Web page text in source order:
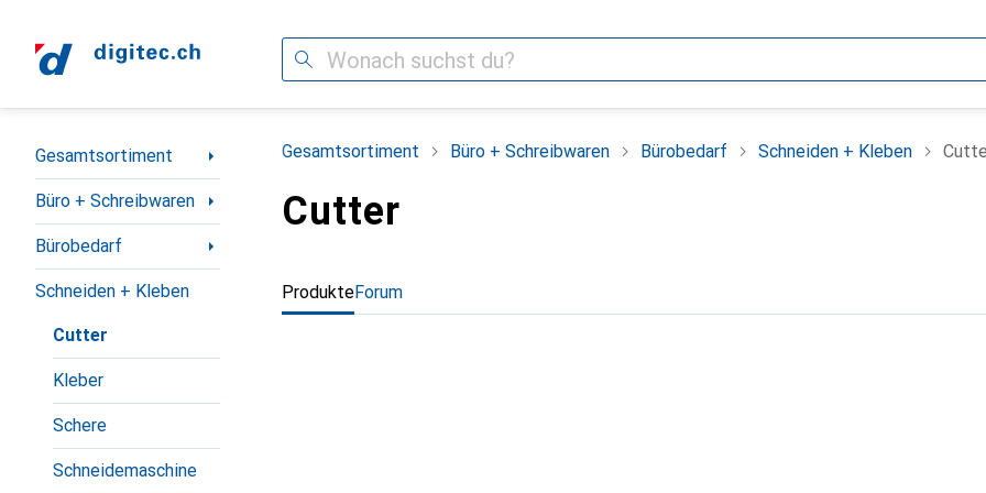
Suche
Navigation nach Kategorien
Gesamtsortiment
Büro + Schreibwaren
Bürobedarf
Schneiden + Kleben
Cutter
Kleber
Schere
Schneidemaschine
Gesamtsortiment Büro + Schreibwaren Bürobedarf Schneiden + Kleben
Cutter
ProdukteForum